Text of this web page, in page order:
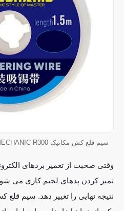
سیم قلع کش مکانیک MECHANIC R300 موجود در فروشگاه مکاترونیک
تمیز کردن پدهای لحیم کاری می